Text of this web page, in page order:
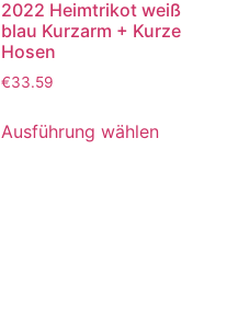
2022 Heimtrikot weiß
blau Kurzarm + Kurze
Hosen
€33.59
Ausführung wählen